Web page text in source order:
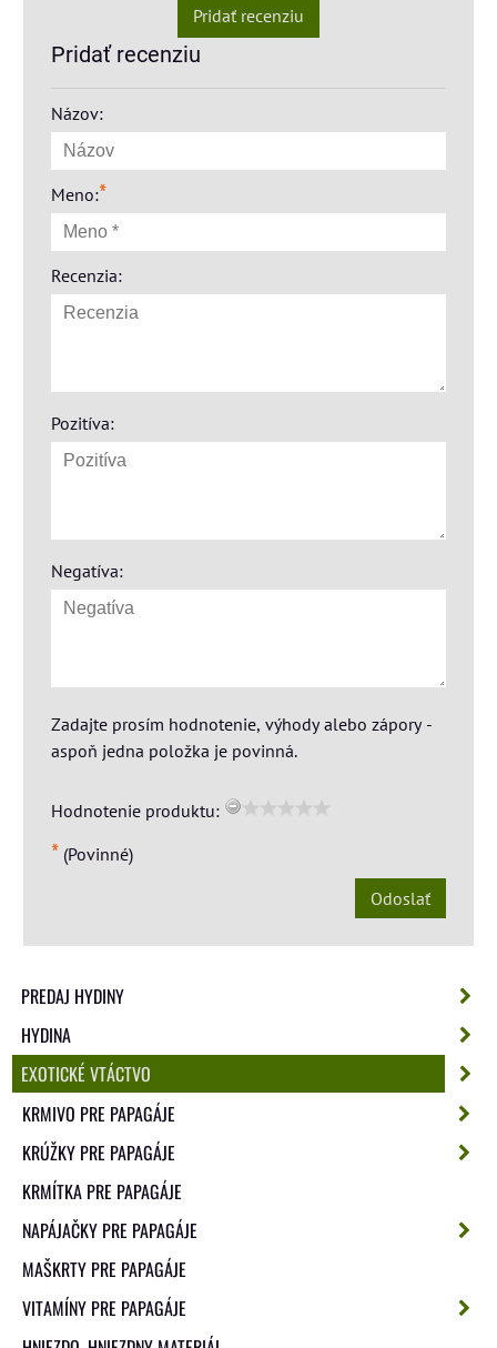
Pridať recenziu
Pridať recenziu
Názov:
Meno:*
Recenzia:
Pozitíva:
Negatíva:
Zadajte prosím hodnotenie, výhody alebo zápory -
aspoň jedna položka je povinná.
Hodnotenie produktu:
* (Povinné)
Odoslať
PREDAJ HYDINY
HYDINA
EXOTICKÉ VTÁCTVO
KRMIVO PRE PAPAGÁJE
KRÚŽKY PRE PAPAGÁJE
KRMÍTKA PRE PAPAGÁJE
NAPÁJAČKY PRE PAPAGÁJE
MAŠKRTY PRE PAPAGÁJE
VITAMÍNY PRE PAPAGÁJE